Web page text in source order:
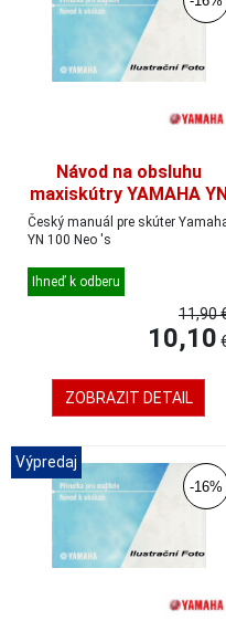
Návod na obsluhu
maxiskútry YAMAHA YN
100, český
Český manuál pre skúter Yamaha
YN 100 Neo 's
Ihneď k odberu
11,90
10,10
ZOBRAZIT DETAIL
Výpredaj
-16%